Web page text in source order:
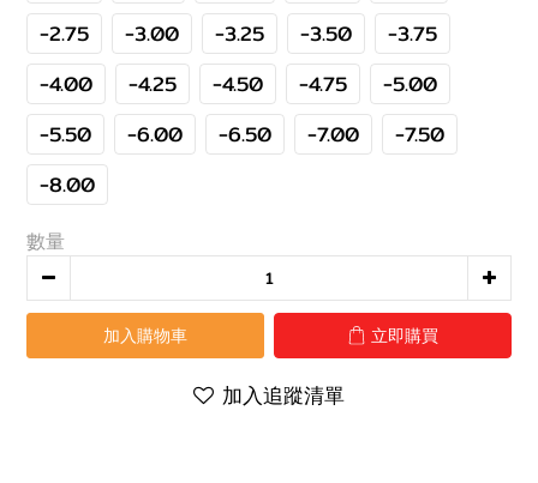
-2.75
-3.00 -3.25 -3.50
-3.75
-4.00
-4.25 -4.50 -4.75
-5.00
-5.50
-6.00 -6.50 -7.00
-7.50
-8.00
數量
加入購物車 立即購買
加入追蹤清單